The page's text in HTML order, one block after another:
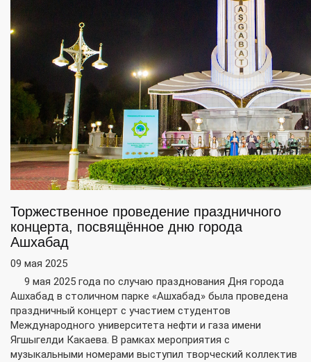
Торжественное проведение праздничного
концерта, посвящённое дню города
Ашхабад
09 мая 2025
9 мая 2025 года по случаю празднования Дня города
Ашхабад в столичном парке «Ашхабад» была проведена
праздничный концерт с участием студентов
Международного университета нефти и газа имени
Ягшыгелди Какаева. В рамках мероприятия с
музыкальными номерами выступил творческий коллектив